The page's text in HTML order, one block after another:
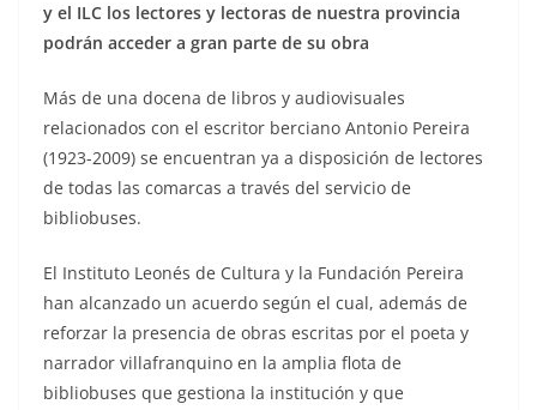
y el ILC los lectores y lectoras de nuestra provincia
podrán acceder a gran parte de su obra
Más de una docena de libros y audiovisuales
relacionados con el escritor berciano Antonio Pereira
(1923-2009) se encuentran ya a disposición de lectores
de todas las comarcas a través del servicio de
bibliobuses.
El Instituto Leonés de Cultura y la Fundación Pereira
han alcanzado un acuerdo según el cual, además de
reforzar la presencia de obras escritas por el poeta y
narrador villafranquino en la amplia flota de
bibliobuses que gestiona la institución y que